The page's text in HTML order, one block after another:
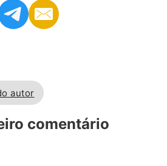
autor
comentário